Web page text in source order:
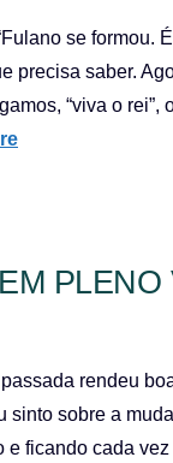
se formou.
precisa saber.
“viva o rei”,
rendeu
sobre a
ficando cada